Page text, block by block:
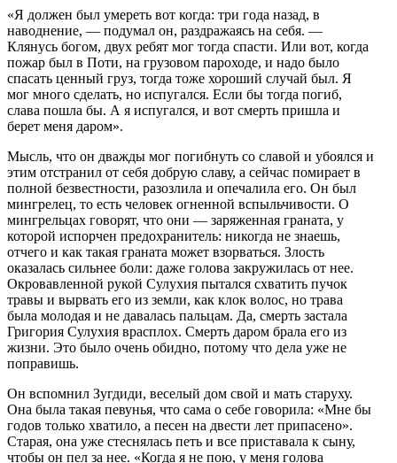
«Я должен был умереть вот когда: три года назад, в
наводнение, — подумал он, раздражаясь на себя. —
Клянусь богом, двух ребят мог тогда спасти. Или вот, когда
пожар был в Поти, на грузовом пароходе, и надо было
спасать ценный груз, тогда тоже хороший случай был. Я
мог много сделать, но испугался. Если бы тогда погиб,
слава пошла бы. А я испугался, и вот смерть пришла и
берет меня даром».
Мысль, что он дважды мог погибнуть со славой и убоялся и
этим отстранил от себя добрую славу, а сейчас помирает в
полной безвестности, разозлила и опечалила его. Он был
мингрелец, то есть человек огненной вспыльчивости. О
мингрельцах говорят, что они — заряженная граната, у
которой испорчен предохранитель: никогда не знаешь,
отчего и как такая граната может взорваться. Злость
оказалась сильнее боли: даже голова закружилась от нее.
Окровавленной рукой Сулухия пытался схватить пучок
травы и вырвать его из земли, как клок волос, но трава
была молодая и не давалась пальцам. Да, смерть застала
Григория Сулухия врасплох. Смерть даром брала его из
жизни. Это было очень обидно, потому что дела уже не
поправишь.
Он вспомнил Зугдиди, веселый дом свой и мать старуху.
Она была такая певунья, что сама о себе говорила: «Мне бы
годов только хватило, а песен на двести лет припасено».
Старая, она уже стеснялась петь и все приставала к сыну,
чтобы он пел за нее. «Когда я не пою, у меня голова